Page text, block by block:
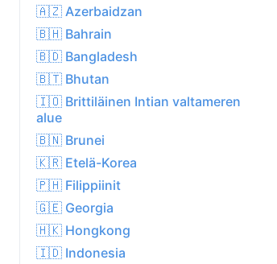
🇦🇿 Azerbaidzan
🇧🇭 Bahrain
🇧🇩 Bangladesh
🇧🇹 Bhutan
🇮🇴 Brittiläinen Intian valtameren
alue
🇧🇳 Brunei
🇰🇷 Etelä-Korea
🇵🇭 Filippiinit
🇬🇪 Georgia
🇭🇰 Hongkong
🇮🇩 Indonesia